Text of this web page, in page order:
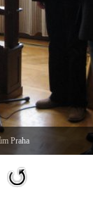
Praha